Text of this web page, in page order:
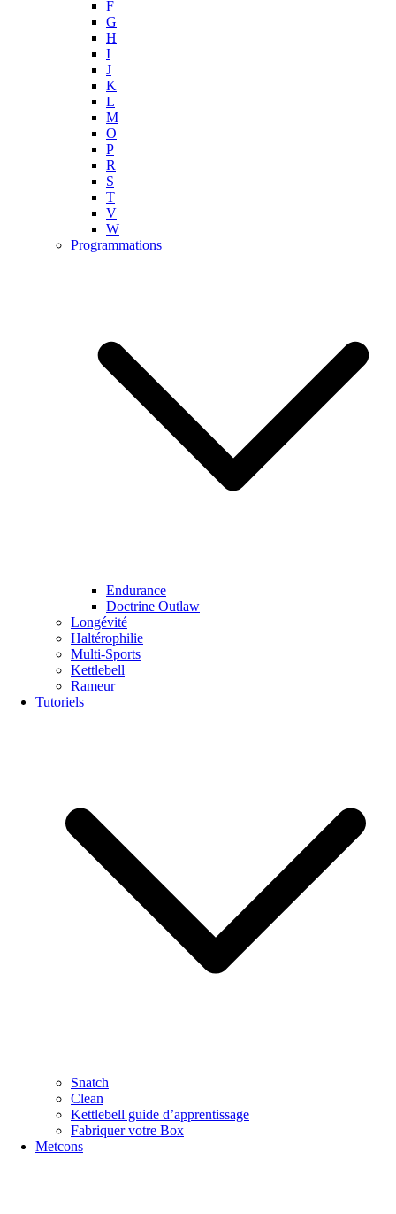
F
G
H
I
J
K
L
M
O
P
R
S
T
V
W
Programmations
Endurance
Doctrine Outlaw
Longévité
Haltérophilie
Multi-Sports
Kettlebell
Rameur
Tutoriels
Snatch
Clean
Kettlebell guide d’apprentissage
Fabriquer votre Box
Metcons